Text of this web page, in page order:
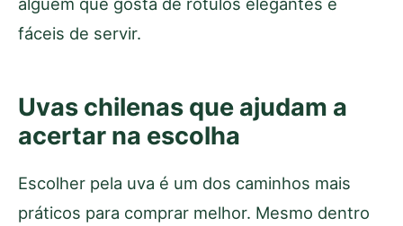
fáceis de servir.
Uvas chilenas que ajudam a
acertar na escolha
Escolher pela uva é um dos caminhos mais
práticos para comprar melhor. Mesmo dentro